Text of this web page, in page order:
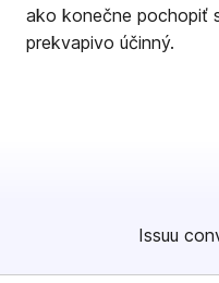
ako konečne pochopiť
prekvapivo účinný.
Issuu